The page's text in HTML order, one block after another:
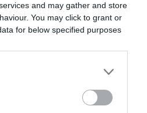
and may gather and store
You may click to grant or
for below specified purposes